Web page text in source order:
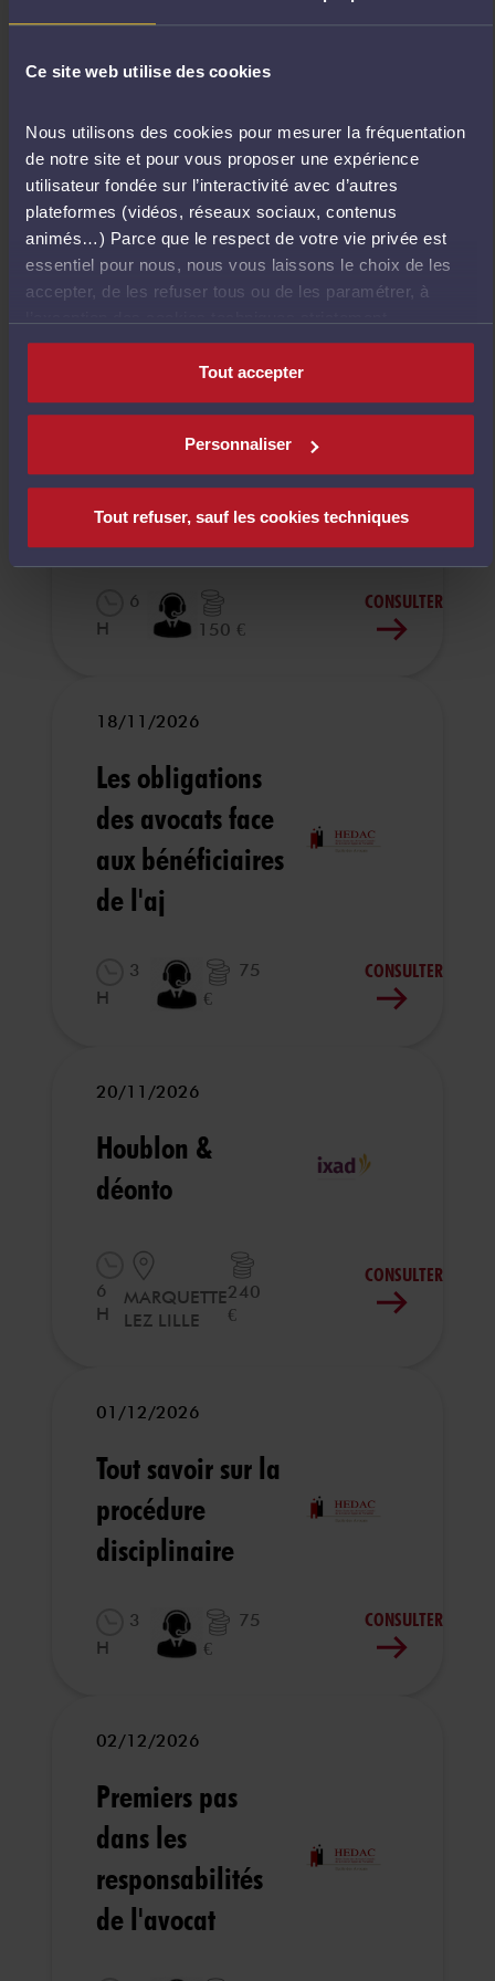
Ce site web utilise des cookies
Nous utilisons des cookies pour mesurer la fréquentation
de notre site et pour vous proposer une expérience
utilisateur fondée sur l’interactivité avec d’autres
plateformes (vidéos, réseaux sociaux, contenus
animés…) Parce que le respect de votre vie privée est
essentiel pour nous, nous vous laissons le choix de les
accepter, de les refuser tous ou de les paramétrer, à
nécessaires au fonctionnement du site.
Tout accepter
Personnaliser
Tout refuser, sauf les cookies techniques
Les recours contre
les décisions du
bâtonnier
H
€
30/10/2026
Communication
et visibilité
6
H
150 €
CONSULTER
18/11/2026
Les obligations
des avocats face
aux bénéficiaires
de l'aj
3
H
75
€
CONSULTER
20/11/2026
Houblon &
déonto
6
H
MARQUETTE
LEZ LILLE
240
€
CONSULTER
01/12/2026
Tout savoir sur la
procédure
disciplinaire
3
H
75
€
CONSULTER
02/12/2026
Premiers pas
dans les
responsabilités
de l'avocat